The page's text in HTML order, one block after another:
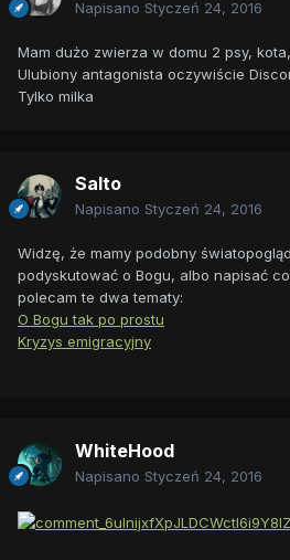
Napisano Styczeń 24, 2016
Mam dużo zwierza w domu 2 psy,
Ulubiony antagonista oczywiście
Tylko milka
Salto
Napisano Styczeń 24, 2016
Widzę, że mamy podobny
podyskutować o Bogu, albo napisać
polecam te dwa tematy:
O Bogu tak po prostu
Kryzys emigracyjny
WhiteHood
Napisano Styczeń 24, 2016